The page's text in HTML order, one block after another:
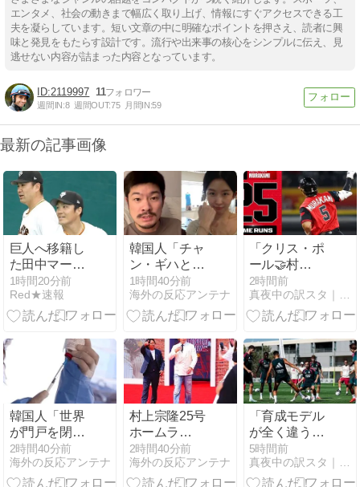
エンタメ、社会の動きまで幅広く取り上げ、情報にすぐアクセスできる工
夫を凝らしています。短い文章の中に明確なポイントを押さえ、読者に興
味と発見をもたらす設計です。流行や出来事の核心をシンプルに伝え、見
逃せない内容が詰まった内容となっています。
2119997 11
週間IN:8 週間OUT:75 月間IN:59
最新の記事画像
巨人へ移籍し
た田中マーと
則本が共に二
軍で汗を流す
日々！ベテラ
ち受けるプロ
野球の非情な
1時間20分前
Red★速報
韓国人「チャ
ン・ギハとユ
ン・ガイ、18
歳差を乗り越
え熱愛を認め
しいけど…」
1時間40分前
海外の反応アンテナ
「クリス・ポ
ール🤝村
上！」ホワイ
トソックス村
上25号も、リ
発に皮肉と絶
賛が激突！
【海外の反
応】
2時間前
真夜中の訳スタ｜MLB・欧州サッカー 海外の反応翻訳ブログ
韓国人「世界
が門戸を閉ざ
す中、K-ワク
チンがアフリ
カを守る」と
2時間40分前
海外の反応アンテナ
村上宗隆25号
ホームラ
ン！！
2時間40分前
海外の反応アンテナ
「育成モデル
が全く違う」
レアルの若手
育成はなぜバ
ルセロナに劣
5時間前
真夜中の訳スタ｜MLB・欧州サッカー 海外の反応翻訳ブログ